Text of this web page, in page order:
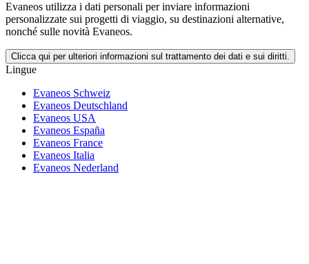
Evaneos utilizza i dati personali per inviare informazioni
personalizzate sui progetti di viaggio, su destinazioni alternative,
nonché sulle novità Evaneos.
Clicca qui per ulteriori informazioni sul trattamento dei dati e sui diritti.
Lingue
Evaneos Schweiz
Evaneos Deutschland
Evaneos USA
Evaneos España
Evaneos France
Evaneos Italia
Evaneos Nederland